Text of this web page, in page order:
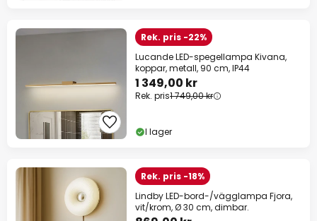
Rek. pris -22%
Lucande LED-spegellampa Kivana,
koppar, metall, 90 cm, IP44
1 349,00 kr
Rek. pris1 749,00 kr
I lager
Rek. pris -18%
Lindby LED-bord-/vägglampa Fjora,
vit/krom, Ø 30 cm, dimbar.